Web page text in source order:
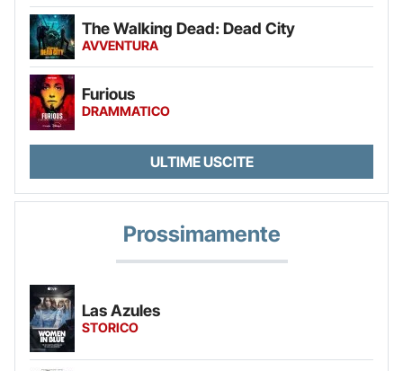
The Walking Dead: Dead City
AVVENTURA
Furious
DRAMMATICO
ULTIME USCITE
Prossimamente
Las Azules
STORICO